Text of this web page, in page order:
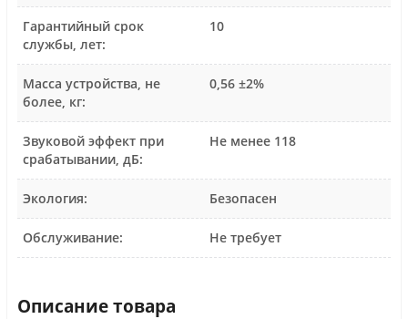
Гарантийный срок
службы, лет:
10
Масса устройства, не
более, кг:
0,56 ±2%
Звуковой эффект при
срабатывании, дБ:
Не менее 118
Экология: Безопасен
Обслуживание: Не требует
Описание товара